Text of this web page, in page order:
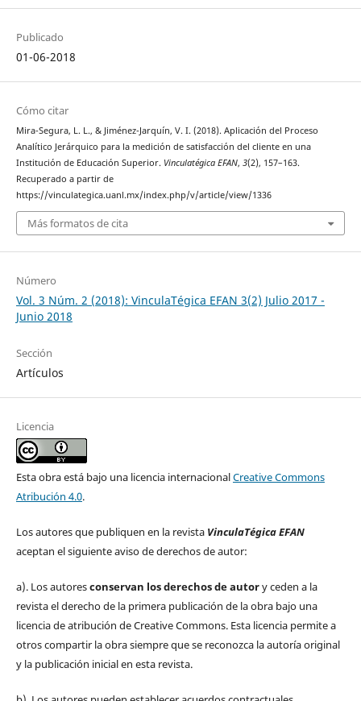
Publicado
01-06-2018
Cómo citar
Mira-Segura, L. L., & Jiménez-Jarquín, V. I. (2018). Aplicación del Proceso
Analítico Jerárquico para la medición de satisfacción del cliente en una
Institución de Educación Superior. Vinculatégica EFAN, 3(2), 157–163.
Recuperado a partir de
https://vinculategica.uanl.mx/index.php/v/article/view/1336
Más formatos de cita
Número
Vol. 3 Núm. 2 (2018): VinculaTégica EFAN 3(2) Julio 2017 -
Junio 2018
Sección
Artículos
Licencia
Esta obra está bajo una licencia internacionalCreative Commons
Atribución 4.0.
Los autores que publiquen en la revista VinculaTégica EFAN
aceptan el siguiente aviso de derechos de autor:
a). Los autoresconservan los derechos de autory ceden a la
revista el derecho de la primera publicación de la obra bajo una
licencia de atribución de Creative Commons. Esta licencia permite a
otros compartir la obra siempre que se reconozca la autoría original
y la publicación inicial en esta revista.